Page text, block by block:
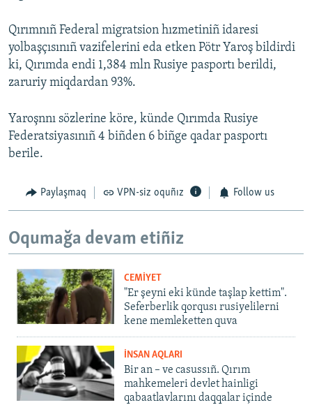
Qırımnıñ Federal migratsion hızmetiniñ idaresi
yolbaşçısınıñ vazifelerini eda etken Pötr Yaroş bildirdi
ki, Qırımda endi 1,384 mln Rusiye pasportı berildi,
zaruriy miqdardan 93%.
Yaroşnnı sözlerine köre, künde Qırımda Rusiye
Federatsiyasınıñ 4 biñden 6 biñge qadar pasportı
berile.
Paylaşmaq VPN-siz oquñız Follow us
Oqumağa devam etiñiz
CEMİYET
"Er şeyni eki künde taşlap kettim".
Seferberlik qorqusı rusiyelilerni
kene memleketten quva
İNSAN AQLARI
Bir an – ve casussıñ. Qırım
mahkemeleri devlet hainligi
qabaatlavlarını daqqalar içinde